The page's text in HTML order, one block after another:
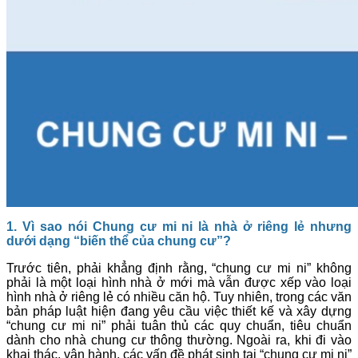
1. Vì sao nói Chung cư mi ni là nhà ở riêng lẻ nhưng
dưới dạng “biến thể của chung cư”?
Trước tiên, phải khẳng định rằng, “chung cư mi ni” không
phải là một loại hình nhà ở mới mà vẫn được xếp vào loại
hình nhà ở riêng lẻ có nhiều căn hộ. Tuy nhiên, trong các văn
bản pháp luật hiện đang yêu cầu việc thiết kế và xây dựng
“chung cư mi ni” phải tuân thủ các quy chuẩn, tiêu chuẩn
dành cho nhà chung cư thông thường. Ngoài ra, khi đi vào
khai thác, vận hành, các vấn đề phát sinh tại “chung cư mi ni”